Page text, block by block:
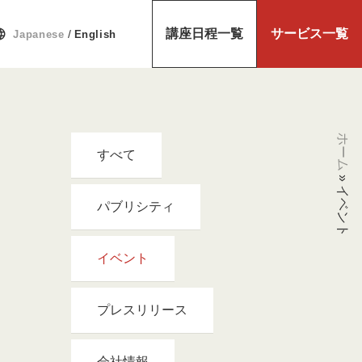
Japanese / English 講座日程一覧 サービス一覧
ホーム
»
イベント
すべて
パブリシティ
イベント
プレスリリース